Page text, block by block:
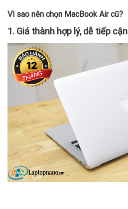
Vì sao nên chọn MacBook Air cũ?
1. Giá thành hợp lý, dễ tiếp cận